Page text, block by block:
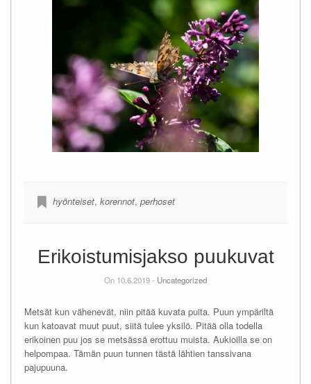
hyönteiset, korennot, perhoset
Erikoistumisjakso puukuvat
On 10.6.2019 - Uncategorized
Metsät kun vähenevät, niin pitää kuvata puita. Puun ympäriltä
kun katoavat muut puut, siitä tulee yksilö. Pitää olla todella
erikoinen puu jos se metsässä erottuu muista. Aukioilla se on
helpompaa. Tämän puun tunnen tästä lähtien tanssivana
pajupuuna.